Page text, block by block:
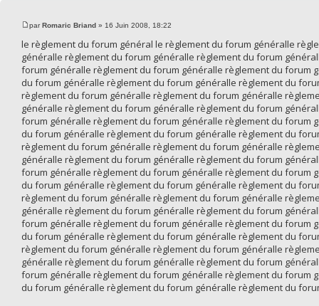
parRomaric Briand » 16 Juin 2008, 18:22
le règlement du forum général le règlement du forum généralle
généralle règlement du forum généralle règlement du forum
forum généralle règlement du forum généralle règlement du
du forum généralle règlement du forum généralle règlement du
règlement du forum généralle règlement du forum généralle
généralle règlement du forum généralle règlement du forum
forum généralle règlement du forum généralle règlement du
du forum généralle règlement du forum généralle règlement du
règlement du forum généralle règlement du forum généralle
généralle règlement du forum généralle règlement du forum
forum généralle règlement du forum généralle règlement du
du forum généralle règlement du forum généralle règlement du
règlement du forum généralle règlement du forum généralle
généralle règlement du forum généralle règlement du forum
forum généralle règlement du forum généralle règlement du
du forum généralle règlement du forum généralle règlement du
règlement du forum généralle règlement du forum généralle
généralle règlement du forum généralle règlement du forum
forum généralle règlement du forum généralle règlement du
du forum généralle règlement du forum généralle règlement du